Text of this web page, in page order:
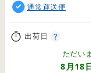
通常運送便
出荷日
ただい
8月18